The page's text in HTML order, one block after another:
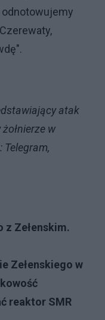
atak
w
Telegram,
Zełenskim.
Zełenskiego w
reaktor SMR